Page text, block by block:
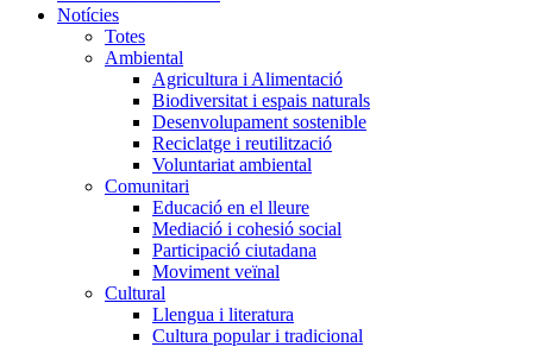
Navegació
principal
Notícies
Totes
Ambiental
Agricultura i Alimentació
Biodiversitat i espais naturals
Desenvolupament sostenible
Reciclatge i reutilització
Voluntariat ambiental
Comunitari
Educació en el lleure
Mediació i cohesió social
Participació ciutadana
Moviment veïnal
Cultural
Llengua i literatura
Cultura popular i tradicional